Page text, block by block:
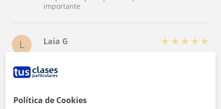
importante
L Laia G ★ ★ ★ ★ ★
clars i útils que permeten aprendre molt i
Política de Cookies